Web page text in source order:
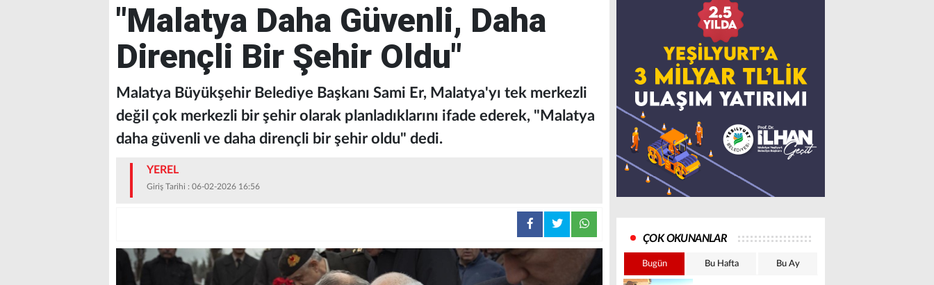
"Malatya Daha Güvenli, Daha
Dirençli Bir Şehir Oldu"
Malatya Büyükşehir Belediye Başkanı Sami Er, Malatya'yı tek merkezli
değil çok merkezli bir şehir olarak planladıklarını ifade ederek, "Malatya
daha güvenli ve daha dirençli bir şehir oldu" dedi.
YEREL
Giriş Tarihi : 06-02-2026 16:56
ÇOK OKUNANLAR
Bugün Bu Hafta Bu Ay